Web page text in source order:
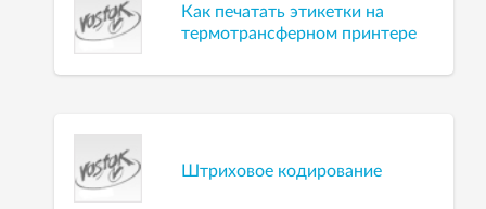
Как печатать этикетки на
термотрансферном принтере
Штриховое кодирование